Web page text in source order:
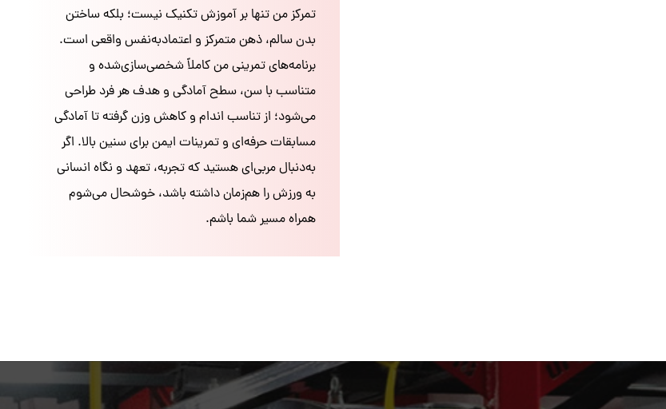
تمرکز من تنها بر آموزش تکنیک نیست؛ بلکه ساختن
بدن سالم، ذهن متمرکز و اعتمادبه‌نفس واقعی است.
برنامه‌های تمرینی من کاملاً شخصی‌سازی‌شده و
متناسب با سن، سطح آمادگی و هدف هر فرد طراحی
می‌شود؛ از تناسب اندام و کاهش وزن گرفته تا آمادگی
مسابقات حرفه‌ای و تمرینات ایمن برای سنین بالا. اگر
به‌دنبال مربی‌ای هستید که تجربه، تعهد و نگاه انسانی
به ورزش را هم‌زمان داشته باشد، خوشحال می‌شوم
همراه مسیر شما باشم.